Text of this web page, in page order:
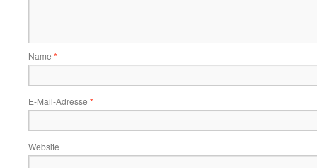
Name *
E-Mail-Adresse *
Website